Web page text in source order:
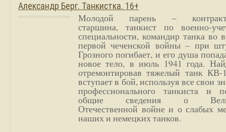
Александр Берг. Танкистка. 16+
Молодой парень –
старшина, танкист по военно-
специальности, командир танка во
первой чеченской войны – при
Грозного погибает, и его душа
новое тело, в июль 1941 года.
отремонтировав тяжелый танк
вступает в бой, используя все свои
профессионального танкиста и
общие сведения о
Отечественной войне и о слабых
наших и немецких танков.